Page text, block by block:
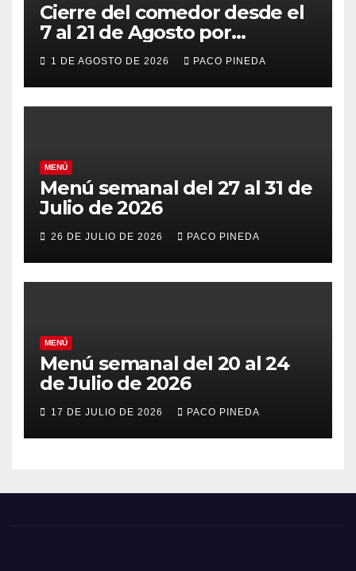
Cierre del comedor desde el
7 al 21 de Agosto por
vacaciones
1 DE AGOSTO DE 2026 PACO PINEDA
MENÚ
Menú semanal del 27 al 31 de
Julio de 2026
26 DE JULIO DE 2026 PACO PINEDA
MENÚ
Menú semanal del 20 al 24
de Julio de 2026
17 DE JULIO DE 2026 PACO PINEDA